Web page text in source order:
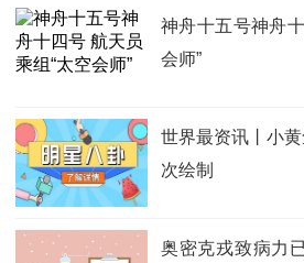
神舟十五号神舟
会师”
世界最资讯丨小
次绘制
奥密克戎致病力